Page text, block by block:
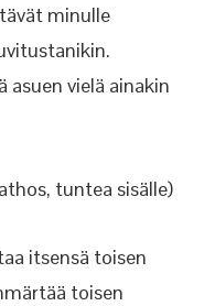
minulle
asuen vielä ainakin
tuntea sisälle)
itsensä toisen
toisen